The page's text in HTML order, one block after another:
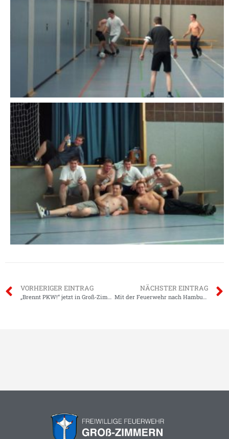
VORHERIGER EINTRAG
„Brennt PKW!“ jetzt in Groß-Zimmerner Videotheken
NÄCHSTER EINTRAG
Mit der Feuerwehr nach Hamburg – Vereinsausflug 2003